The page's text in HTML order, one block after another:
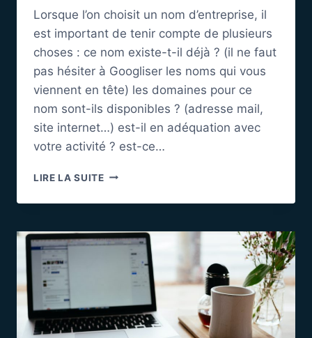
Lorsque l’on choisit un nom d’entreprise, il
est important de tenir compte de plusieurs
choses : ce nom existe-t-il déjà ? (il ne faut
pas hésiter à Googliser les noms qui vous
viennent en tête) les domaines pour ce
nom sont-ils disponibles ? (adresse mail,
site internet…) est-il en adéquation avec
votre activité ? est-ce…
LIRE LA SUITECHOIX
NOM
MON
CABINET
SOPHROLOGIE